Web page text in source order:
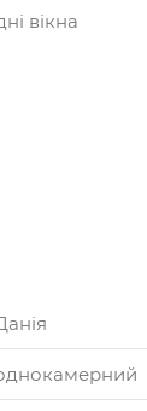
вікна